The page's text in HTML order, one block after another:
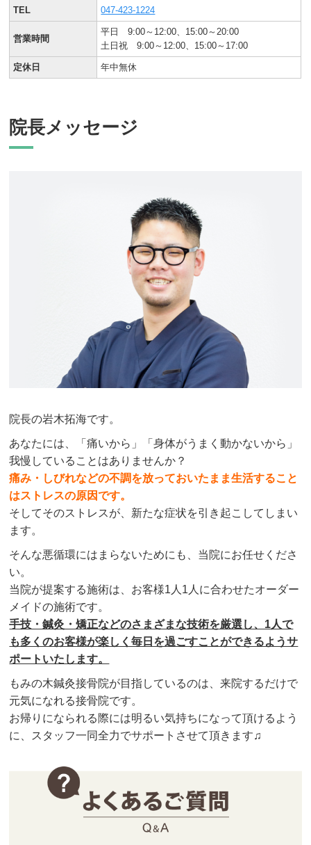
TEL 047-423-1224
営業時間
平日 9:00～12:00、15:00～20:00
土日祝 9:00～12:00、15:00～17:00
定休日 年中無休
院長メッセージ
院長の岩木拓海です。
あなたには、「痛いから」「身体がうまく動かないから」
我慢していることはありませんか？
痛み・しびれなどの不調を放っておいたまま生活すること
はストレスの原因です。
そしてそのストレスが、新たな症状を引き起こしてしまい
ます。
そんな悪循環にはまらないためにも、当院にお任せくださ
い。
当院が提案する施術は、お客様1人1人に合わせたオーダー
メイドの施術です。
手技・鍼灸・矯正などのさまざまな技術を厳選し、1人で
も多くのお客様が楽しく毎日を過ごすことができるようサ
ポートいたします。
もみの木鍼灸接骨院が目指しているのは、来院するだけで
元気になれる接骨院です。
お帰りになられる際には明るい気持ちになって頂けるよう
に、スタッフ一同全力でサポートさせて頂きます♫